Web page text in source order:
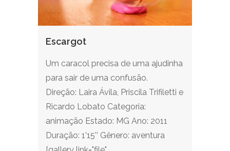
Escargot
Um caracol precisa de uma ajudinha
para sair de uma confusão.
Direção: Laira Ávila, Priscila Trifiletti e
Ricardo Lobato Categoria:
animação Estado: MG Ano: 2011
Duração: 1’15’’ Gênero: aventura